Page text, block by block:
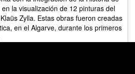
la visualización de 12 pinturas del
Zylla. Estas obras fueron creadas
en el Algarve, durante los primeros